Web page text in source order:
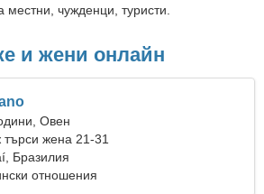
местни, чужденци, туристи.
и жени онлайн
Овен
жена 21-31
Бразилия
отношения